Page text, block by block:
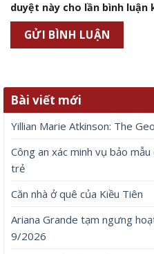
duyệt này cho lần bình luận
Bài viết mới
Yillian Marie Atkinson: The
Công an xác minh vụ bảo
trẻ
Căn nhà ở quê của Kiều Tiên
Ariana Grande tạm ngưng
9/2026